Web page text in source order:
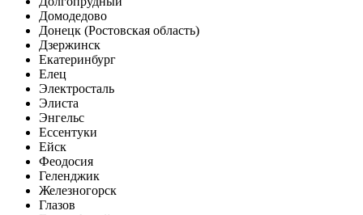
Домодедово
Донецк (Ростовская область)
Дзержинск
Екатеринбург
Елец
Электросталь
Элиста
Энгельс
Ессентуки
Ейск
Феодосия
Геленджик
Железногорск
Глазов